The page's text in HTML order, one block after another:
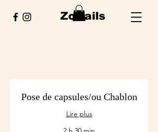
ZoNails
Pose de capsules/ou Chablon
Lire plus